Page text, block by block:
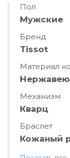
Пол
Мужские
Бренд
Tissot
Материал
Механизм
Кварц
Браслет
Кожаный